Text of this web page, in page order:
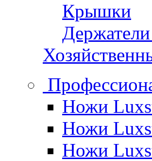
Крышки
Ножи
Ножи
Ножи